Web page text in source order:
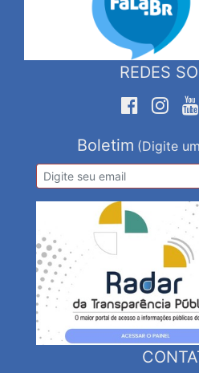
REDES
Boletim (Digite